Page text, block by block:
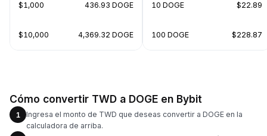
$1,000 436.93 DOGE
$10,000 4,369.32 DOGE
10 DOGE $22.89
100 DOGE $228.87
Cómo convertir TWD a DOGE en Bybit
1
Ingresa el monto de TWD que deseas convertir a DOGE en la
calculadora de arriba.